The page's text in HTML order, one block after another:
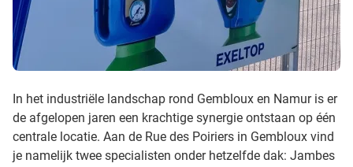
In het industriële landschap rond Gembloux en Namur is er
de afgelopen jaren een krachtige synergie ontstaan op één
centrale locatie. Aan de Rue des Poiriers in Gembloux vind
je namelijk twee specialisten onder hetzelfde dak: Jambes